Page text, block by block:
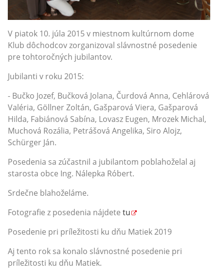
V piatok 10. júla 2015 v miestnom kultúrnom dome
Klub dôchodcov zorganizoval slávnostné posedenie
pre tohtoročných jubilantov.
Jubilanti v roku 2015:
- Bučko Jozef, Bučková Jolana, Čurdová Anna, Cehlárová
Valéria, Göllner Zoltán, Gašparová Viera, Gašparová
Hilda, Fabiánová Sabína, Lovasz Eugen, Mrozek Michal,
Muchová Rozália, Petrášová Angelika, Siro Alojz,
Schürger Ján.
Posedenia sa zúčastnil a jubilantom poblahoželal aj
starosta obce Ing. Nálepka Róbert.
Srdečne blahoželáme.
Fotografie z posedenia nájdete tu
Posedenie pri príležitosti ku dňu Matiek 2019
Aj tento rok sa konalo slávnostné posedenie pri
príležitosti ku dňu Matiek.